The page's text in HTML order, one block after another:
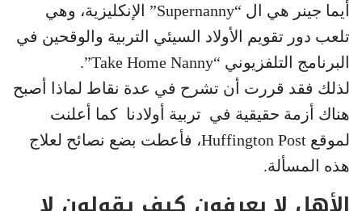
أيما جينر هي ال “Supernanny” الإنكليزية، وهي
تلعب دور تقويم الأولاد السيئي التربية والوقحين في
البرنامج التلفزيوني “Take Home Nanny”.
لذلك فقد قررت أن تشرح في عدة نقاط لماذا أصبح
هناك أزمة حقيقية في تربية أولادنا كما أعلنت
لموقع Huffington Post، فأعطت بضع نصائح لعلاج
هذه المسألة.